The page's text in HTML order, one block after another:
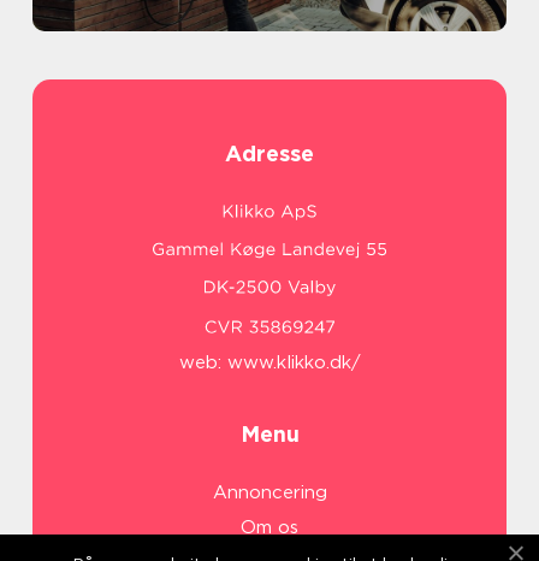
Adresse
web: www.klikko.dk/
Menu
Annoncering
Om os